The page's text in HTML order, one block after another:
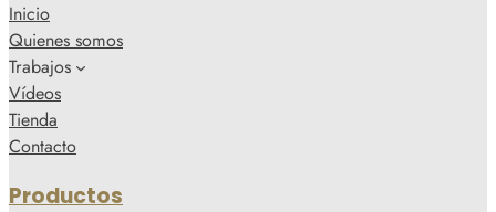
Inicio
Quienes somos
Trabajos
Vídeos
Tienda
Contacto
Productos